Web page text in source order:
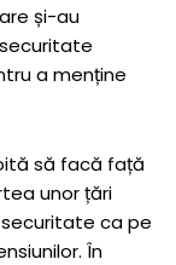
și-au
a menține
să facă față
unor țări
ca pe
În